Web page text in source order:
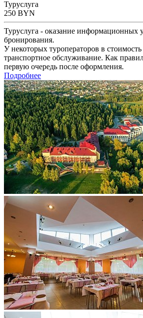
Туруслуга
250 BYN
Туруслуга - оказание информационных
бронирования.
У некоторых туроператоров в
транспортное обслуживание. Как
первую очередь после оформления.
Подробнее